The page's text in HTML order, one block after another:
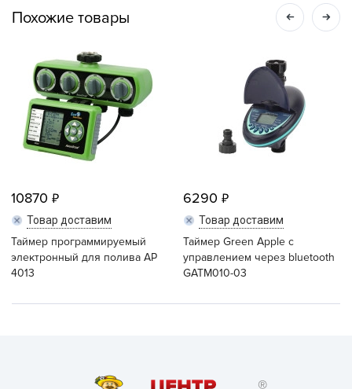
Похожие товары
10870
Товар доставим
Таймер программируемый
электронный для полива АР
4013
6290
Товар доставим
Таймер Green Apple с
управлением через bluetooth
GATM010-03